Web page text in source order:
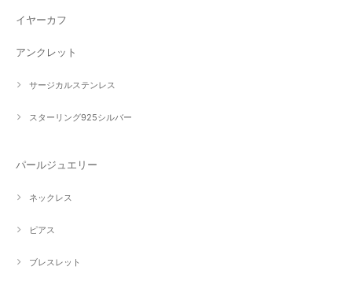
イヤーカフ
アンクレット
サージカルステンレス
スターリング925シルバー
パールジュエリー
ネックレス
ピアス
ブレスレット